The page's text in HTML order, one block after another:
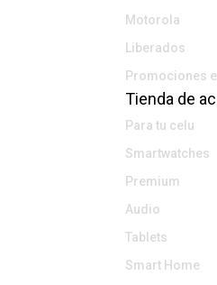
Motorola
Liberados
Promociones
Tienda de
Para tu celu
Smartwatches
Premium
Audio
Tablets
Smart Home